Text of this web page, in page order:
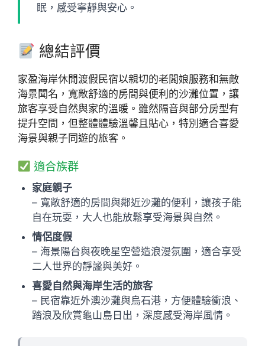
眠，感受寧靜與安心。
總結評價
家盈海岸休閒渡假民宿以親切的老闆娘服務和無敵
海景聞名，寬敞舒適的房間與便利的沙灘位置，讓
旅客享受自然與家的溫暖。雖然隔音與部分房型有
提升空間，但整體體驗溫馨且貼心，特別適合喜愛
海景與親子同遊的旅客。
適合族群
家庭親子
– 寬敞舒適的房間與鄰近沙灘的便利，讓孩子能
自在玩耍，大人也能放鬆享受海景與自然。
情侶度假
– 海景陽台與夜晚星空營造浪漫氛圍，適合享受
二人世界的靜謐與美好。
喜愛自然與海岸生活的旅客
– 民宿靠近外澳沙灘與烏石港，方便體驗衝浪、
踏浪及欣賞龜山島日出，深度感受海岸風情。